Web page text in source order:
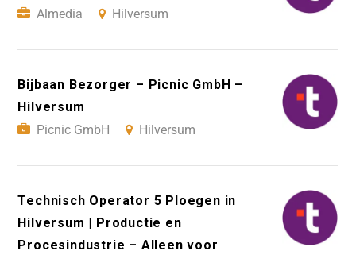
Almedia
Hilversum
Bijbaan Bezorger – Picnic GmbH –
Hilversum
Picnic GmbH
Hilversum
Technisch Operator 5 Ploegen in
Hilversum | Productie en
Procesindustrie – Alleen voor